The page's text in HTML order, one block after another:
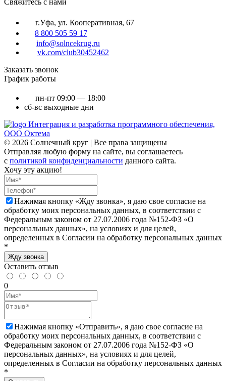
Cвяжитесь с нами
г.Уфа, ул. Кооперативная, 67
8 800 505 59 17
info@solncekrug.ru
vk.com/club30452462
Заказать звонок
График работы
пн-пт 09:00 — 18:00
сб-вс выходные дни
Интеграция и разработка программного обеспечения,
ООО Октема
© 2026 Солнечный круг | Все права защищены
Отправляя любую форму на сайте, вы соглашаетесь
с политикой конфиденциальности данного сайта.
Хочу эту акцию!
Нажимая кнопку «Жду звонка», я даю свое согласие на
обработку моих персональных данных, в соответствии с
Федеральным законом от 27.07.2006 года №152-ФЗ «О
персональных данных», на условиях и для целей,
определенных в Согласии на обработку персональных данных
*
Жду звонка
Оставить отзыв
0
Нажимая кнопку «Отправить», я даю свое согласие на
обработку моих персональных данных, в соответствии с
Федеральным законом от 27.07.2006 года №152-ФЗ «О
персональных данных», на условиях и для целей,
определенных в Согласии на обработку персональных данных
*